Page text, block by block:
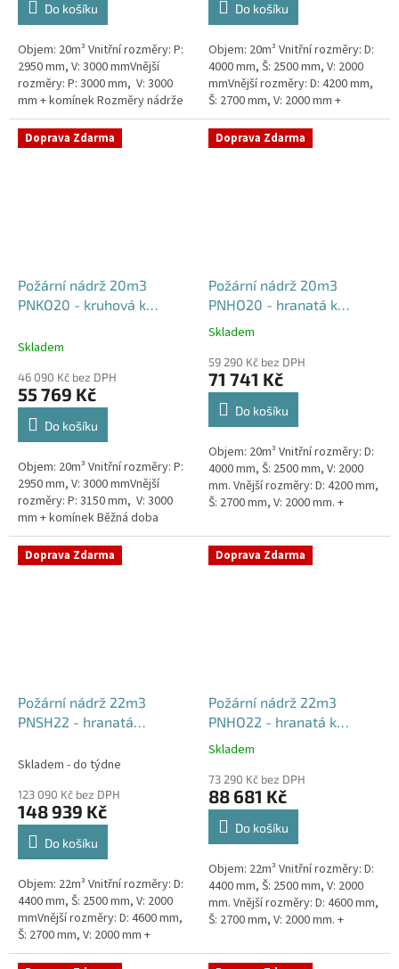
Do košíku
Objem: 20m³ Vnitřní rozměry: P:
2950 mm, V: 3000 mmVnější
rozměry: P: 3000 mm, V: 3000
mm + komínek Rozměry nádrže
možno jakkoliv upravit -
vyrobíme nádrž na míru!Nádrž...
Do košíku
Objem: 20m³ Vnitřní rozměry: D:
4000 mm, Š: 2500 mm, V: 2000
mmVnější rozměry: D: 4200 mm,
Š: 2700 mm, V: 2000 mm +
komínek Běžná doba dodání 2-3
týdny od objednávky. Rozměry...
Doprava Zdarma
Požární nádrž 20m3
PNKO20 - kruhová k
Skladem
46 090 Kč bez DPH
55 769 Kč
Do košíku
Objem: 20m³ Vnitřní rozměry: P:
2950 mm, V: 3000 mmVnější
rozměry: P: 3150 mm, V: 3000
mm + komínek Běžná doba
dodání 2-3 týdny od objednávky.
Rozměry nádrže možno...
Doprava Zdarma
Požární nádrž 20m3
PNHO20 - hranatá k
obetonování
Průměrné
produktu
je
5,0
hvězdiček.
Skladem
59 290 Kč bez DPH
71 741 Kč
Do košíku
Objem: 20m³ Vnitřní rozměry: D:
4000 mm, Š: 2500 mm, V: 2000
mm. Vnější rozměry: D: 4200 mm,
Š: 2700 mm, V: 2000 mm. +
týdny od objednávky....
Doprava Zdarma
Požární nádrž 22m3
PNSH22 - hranatá
Skladem - do týdne
123 090 Kč bez DPH
148 939 Kč
Do košíku
Objem: 22m³ Vnitřní rozměry: D:
4400 mm, Š: 2500 mm, V: 2000
mmVnější rozměry: D: 4600 mm,
Š: 2700 mm, V: 2000 mm +
komínek Běžná doba dodání 2-3
Doprava Zdarma
Požární nádrž 22m3
PNHO22 - hranatá k
obetonování
Průměrné
produktu
je
5,0
hvězdiček.
Skladem
73 290 Kč bez DPH
88 681 Kč
Do košíku
Objem: 22m³ Vnitřní rozměry: D:
4400 mm, Š: 2500 mm, V: 2000
mm. Vnější rozměry: D: 4600 mm,
Š: 2700 mm, V: 2000 mm. +
týdny od objednávky....